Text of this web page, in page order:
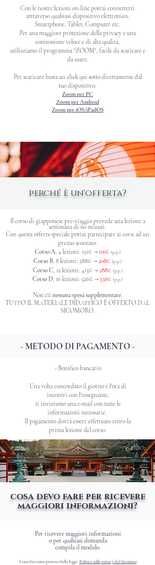
Con le nostre lezioni on-line potrai connetterti
attraverso qualsiasi dispositivo elettronico,
Smartphone, Tablet, Computer etc.
Per una maggiore protezione della privacy e una
connessione veloce e di alta qualità,
utilizziamo il programma "ZOOM", facile da scaricare e
da usare.
​Per scaricare basta un click qui sotto direttamente dal
tuo dispositivo.
Zoom per PC
Zoom per Android
Zoom per iOS/iPadOS
perché è un'offerta?
Il corso di giapponese pre-viaggio prevede una lezione a
settimana di 60 minuti.
Con questa offerta speciale potrai partecipare ai corsi ad un
prezzo scontato:
Corso A, 4 lezioni: 151€ → 116€ (p.p.)
Corso B, 8 lezioni: 288€ →208€ (p.p.)
Corso C, 12 lezioni: 413€ →288€ (p.p.)
Corso D, 16 lezioni: 526€ →356€ (p.p.)
Non c'ènessuna spesa supplementare.
TUTTO IL MATERIALE DIDATTICO È OFFERTO DAL
SICOMORO.
- METODO DI PAGAMENTO -
- Bonifico bancario
Una volta concordato il giorno e l'ora di
incontri con l'insegnante,
ti invieremo una e-mail con tutte le
informazioni necessarie.
​Il pagamento dovrà essere effettuato entro la
prima lezione del corso.
cosa devo fare per ricevere
maggiori informazioni?
Per ricevere maggiori informazioni
o per qualsiasi domanda
compila il modulo.
I tuoi dati sono protetti dalla legge: Politica sulla privacy del Sicomoro